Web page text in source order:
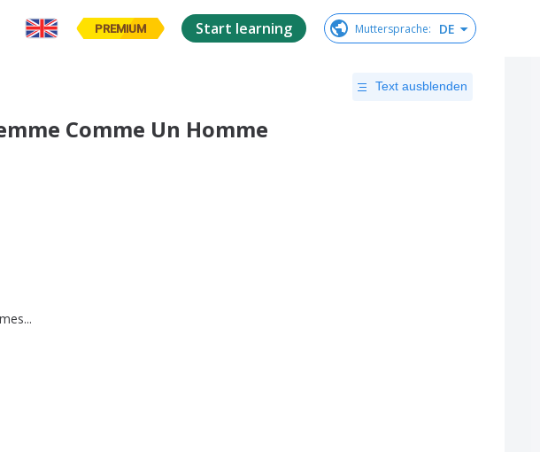
PREMIUM Start learning Muttersprache: DE
Text ausblenden
Comme Un Homme
...